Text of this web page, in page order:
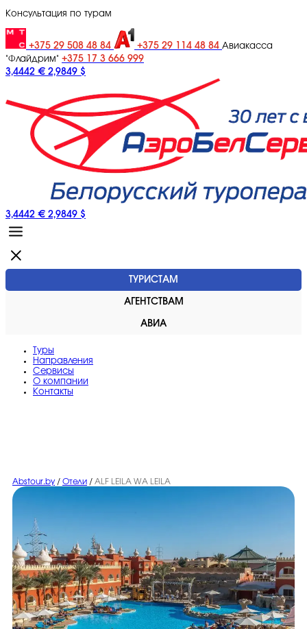
Консультация по турам
+375 29 508 48 84 +375 29 114 48 84 Авиакасса
"Флайдрим" +375 17 3 666 999
3,4442 € 2,9849 $
3,4442 € 2,9849 $
ТУРИСТАМ
АГЕНТСТВАМ
АВИА
Туры
Направления
Сервисы
O компании
Контакты
Abstour.by / Отели / ALF LEILA WA LEILA